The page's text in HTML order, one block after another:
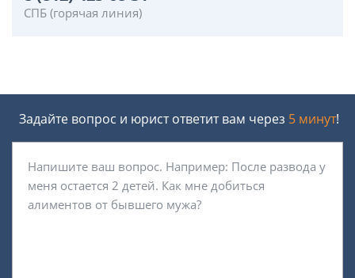
СПБ (горячая линия)
Задайте вопрос и юрист ответит вам через 5 минут!